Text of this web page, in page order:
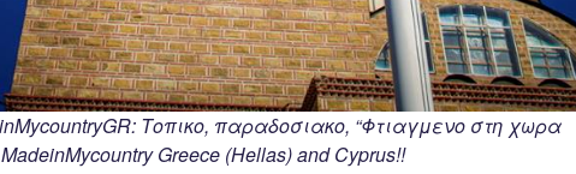
Τοπικο, παραδοσιακο, “Φτιαγμενο στη χωρα
Greece (Hellas) and Cyprus!!